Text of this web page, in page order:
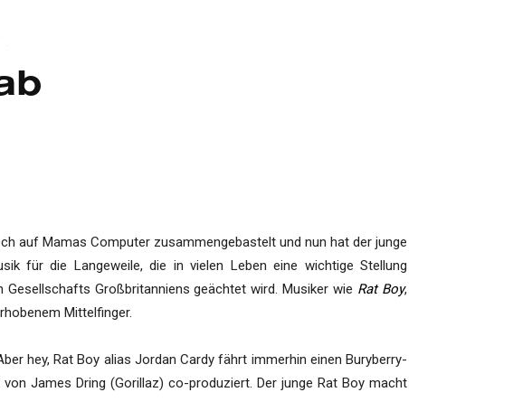
auf Mamas Computer zusammengebastelt und nun hat der junge
für die Langeweile, die in vielen Leben eine wichtige Stellung
Großbritanniens geächtet wird. Musiker wie Rat Boy,
Mittelfinger.
hey, Rat Boy alias Jordan Cardy fährt immerhin einen Buryberry-
James Dring (Gorillaz) co-produziert. Der junge Rat Boy macht